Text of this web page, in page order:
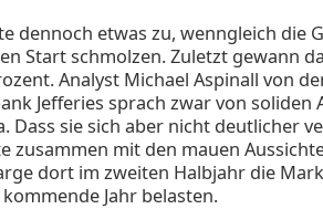
dennoch etwas zu, wenngleich die
Start schmolzen. Zuletzt gewann
Analyst Michael Aspinall von
Jefferies sprach zwar von soliden
Dass sie sich aber nicht deutlicher
zusammen mit den mauen
dort im zweiten Halbjahr die
Jahr belasten.